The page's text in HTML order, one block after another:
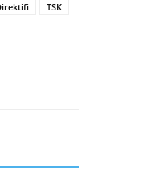
TSK